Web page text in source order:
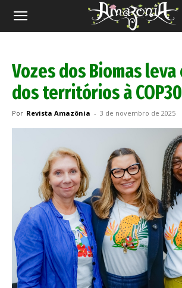
Revista
Vozes dos Biomas
dos territórios à COP30
Por Revista Amazônia - 3 de novembro de 2025